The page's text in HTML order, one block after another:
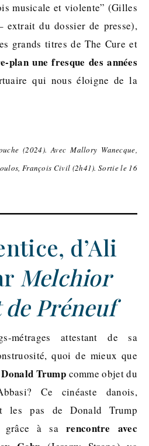
musicale et violente” (Gilles
extrait du dossier de presse),
grands titres de The Cure et
plan une fresque des années
qui nous éloigne de la
(2024). Avec Mallory Wanecque,
François Civil (2h41). Sortie le 16
d’Ali
Melchior
Préneuf
métrages attestant de sa
quoi de mieux que
Trump comme objet du
Ce cinéaste danois,
les pas de Donald Trump
grâce à sarencontre avec